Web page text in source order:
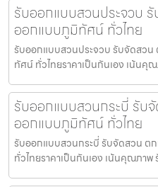
รับออกแบบสวนประจวบ
ออกแบบภูมิทัศน์ ทั่วไทย
รับออกแบบสวนประจวบ รับจัดสว
ทัศน์ ทั่วไทยราคาเป็นกันเอง เน้น
รับออกแบบสวนกระบี่ รับ
ออกแบบภูมิทัศน์ ทั่วไทย
รับออกแบบสวนกระบี่ รับจัดสวน
ทั่วไทยราคาเป็นกันเอง เน้นคุณภา